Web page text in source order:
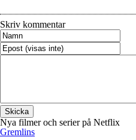
Skriv kommentar
Nya filmer och serier på Netflix
Gremlins